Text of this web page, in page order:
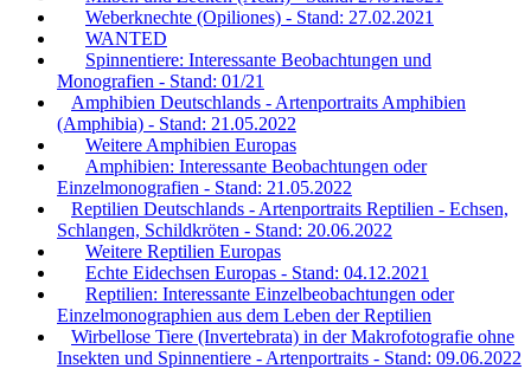
Weberknechte (Opiliones) - Stand: 27.02.2021
WANTED
Spinnentiere: Interessante Beobachtungen und
Monografien - Stand: 01/21
Amphibien Deutschlands - Artenportraits Amphibien
(Amphibia) - Stand: 21.05.2022
Weitere Amphibien Europas
Amphibien: Interessante Beobachtungen oder
Einzelmonografien - Stand: 21.05.2022
Reptilien Deutschlands - Artenportraits Reptilien - Echsen,
Schlangen, Schildkröten - Stand: 20.06.2022
Weitere Reptilien Europas
Echte Eidechsen Europas - Stand: 04.12.2021
Reptilien: Interessante Einzelbeobachtungen oder
Einzelmonographien aus dem Leben der Reptilien
Wirbellose Tiere (Invertebrata) in der Makrofotografie ohne
Insekten und Spinnentiere - Artenportraits - Stand: 09.06.2022